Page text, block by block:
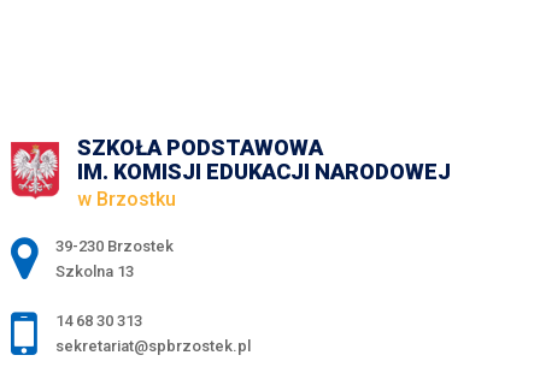
SZKOŁA PODSTAWOWA
IM. KOMISJI EDUKACJI NARODOWEJ
w Brzostku
Adres pocztowy:
39-230 Brzostek
Szkolna 13
14 68 30 313
sekretariat@spbrzostek.pl